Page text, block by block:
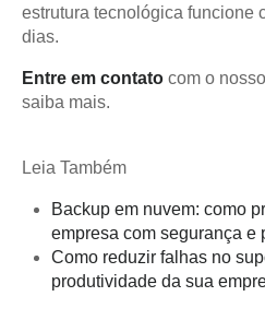
estrutura tecnológica funcione
dias.
Entre em contato com o
saiba mais.
Leia Também
Backup em nuvem: como
empresa com segurança e
Como reduzir falhas no
produtividade da sua